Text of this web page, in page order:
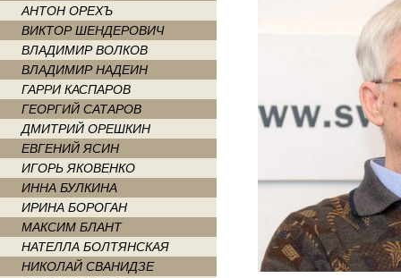
АНТОН ОРЕХЪ
ВИКТОР ШЕНДЕРОВИЧ
ВЛАДИМИР ВОЛКОВ
ВЛАДИМИР НАДЕИН
ГАРРИ КАСПАРОВ
ГЕОРГИЙ САТАРОВ
ДМИТРИЙ ОРЕШКИН
ЕВГЕНИЙ ЯСИН
ИГОРЬ ЯКОВЕНКО
ИННА БУЛКИНА
ИРИНА БОРОГАН
МАКСИМ БЛАНТ
НАТЕЛЛА БОЛТЯНСКАЯ
НИКОЛАЙ СВАНИДЗЕ